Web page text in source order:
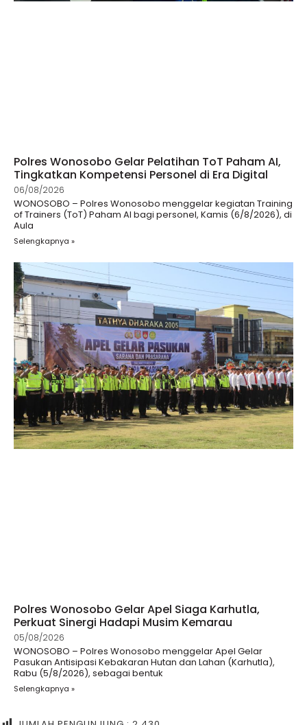
Polres Wonosobo Gelar Pelatihan ToT Paham AI,
Tingkatkan Kompetensi Personel di Era Digital
06/08/2026
WONOSOBO – Polres Wonosobo menggelar kegiatan Training
of Trainers (ToT) Paham AI bagi personel, Kamis (6/8/2026), di
Aula
Selengkapnya »
Polres Wonosobo Gelar Apel Siaga Karhutla,
Perkuat Sinergi Hadapi Musim Kemarau
05/08/2026
WONOSOBO – Polres Wonosobo menggelar Apel Gelar
Pasukan Antisipasi Kebakaran Hutan dan Lahan (Karhutla),
Rabu (5/8/2026), sebagai bentuk
Selengkapnya »